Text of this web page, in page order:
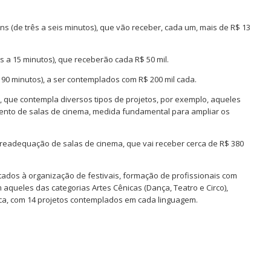
(de três a seis minutos), que vão receber, cada um, mais de R$ 13
15 minutos), que receberão cada R$ 50 mil.
minutos), a ser contemplados com R$ 200 mil cada.
contempla diversos tipos de projetos, por exemplo, aqueles
de salas de cinema, medida fundamental para ampliar os
de salas de cinema, que vai receber cerca de R$ 380
à organização de festivais, formação de profissionais com
das categorias Artes Cênicas (Dança, Teatro e Circo),
com 14 projetos contemplados em cada linguagem.